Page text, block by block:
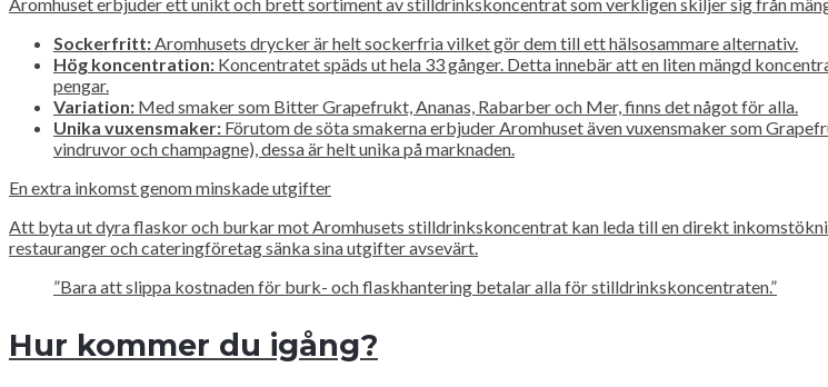
Aromhuset erbjuder ett unikt och brett sortiment av stilldrinkskoncentrat som verkligen skiljer sig från
Sockerfritt:Aromhusets drycker är helt sockerfria vilket gör dem till ett hälsosammare alternativ.
Hög koncentration: Koncentratet späds ut hela 33 gånger. Detta innebär att en liten mängd
pengar.
Variation: Med smaker som Bitter Grapefrukt, Ananas, Rabarber och Mer, finns det något för alla.
Unika vuxensmaker: Förutom de söta smakerna erbjuder Aromhuset även vuxensmaker som
vindruvor och champagne), dessa är helt unika på marknaden.
En extra inkomst genom minskade utgifter
Att byta ut dyra flaskor och burkar mot Aromhusets stilldrinkskoncentrat kan leda till en direkt
restauranger och cateringföretag sänka sina utgifter avsevärt.
”Bara att slippa kostnaden för burk- och flaskhantering betalar alla för stilldrinkskoncentraten.”
Hur kommer du igång?